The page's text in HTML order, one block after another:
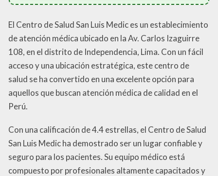
El Centro de Salud San Luis Medic es un establecimiento
de atención médica ubicado en la Av. Carlos Izaguirre
108, en el distrito de Independencia, Lima. Con un fácil
acceso y una ubicación estratégica, este centro de
salud se ha convertido en una excelente opción para
aquellos que buscan atención médica de calidad en el
Perú.
Con una calificación de 4.4 estrellas, el Centro de Salud
San Luis Medic ha demostrado ser un lugar confiable y
seguro para los pacientes. Su equipo médico está
compuesto por profesionales altamente capacitados y